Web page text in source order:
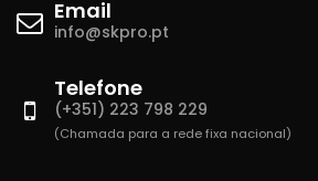
Email
info@skpro.pt
Telefone
(+351) 223 798 229
(Chamada para a rede fixa nacional)